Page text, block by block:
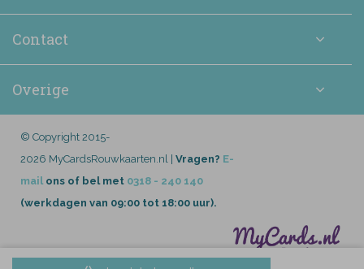
Contact
Overige
© Copyright 2015-
2026 MyCardsRouwkaarten.nl | Vragen? E-
mail ons of bel met 0318 - 240 140
(werkdagen van 09:00 tot 18:00 uur).